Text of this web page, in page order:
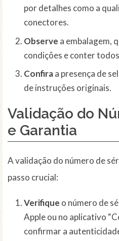
por detalhes como a
conectores.
Observe a embalagem,
condições e conter
Confiraa presença de
de instruções originais.
Validação do
e Garantia
A validação do número de
passo crucial:
Verifique o número de
Apple ou no aplicativo
confirmar a